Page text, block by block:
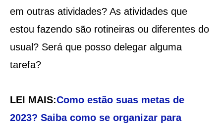
em outras atividades? As atividades que
estou fazendo são rotineiras ou diferentes do
usual? Será que posso delegar alguma
tarefa?
LEI MAIS:Como estão suas metas de
2023? Saiba como se organizar para